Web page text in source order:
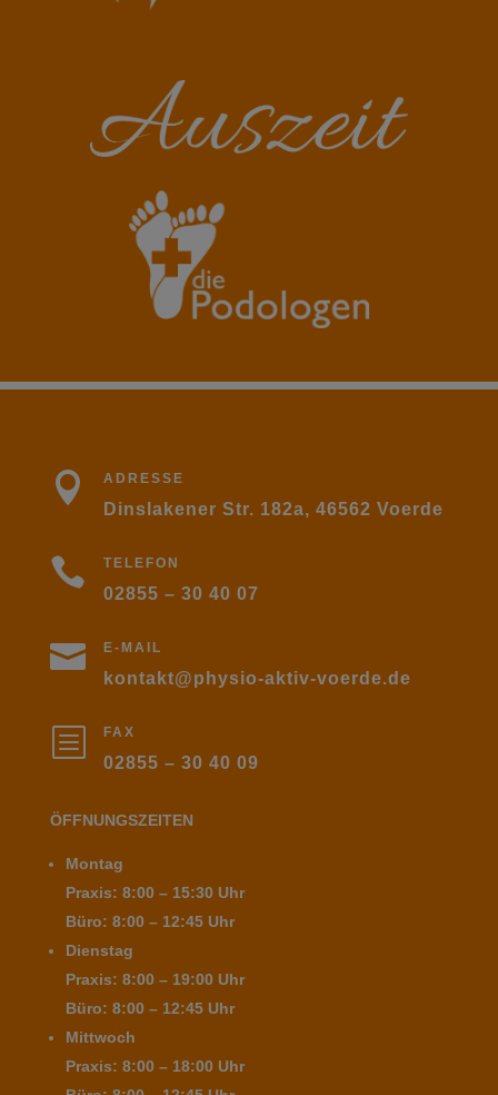
 ADRESSE
Dinslakener Str. 182a, 46562 Voerde
 TELEFON
02855 – 30 40 07
 E-MAIL
kontakt@physio-aktiv-voerde.de
b FAX
02855 – 30 40 09
ÖFFNUNGSZEITEN
Montag
Praxis: 8:00 – 15:30 Uhr
Büro: 8:00 – 12:45 Uhr
Dienstag
Praxis: 8:00 – 19:00 Uhr
Büro: 8:00 – 12:45 Uhr
Mittwoch
Praxis: 8:00 – 18:00 Uhr